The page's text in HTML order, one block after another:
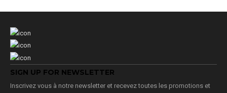
SIGN UP FOR NEWSLETTER
Inscrivez vous à notre newsletter et recevez toutes les promotions et